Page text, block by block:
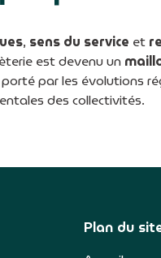
, sens du service et
est devenu un
porté par les évolutions
des collectivités.
Plan du